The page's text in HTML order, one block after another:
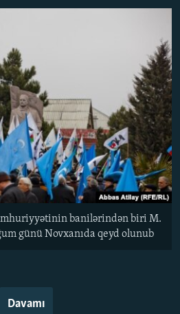
banilərindən biri M.
günü Novxanıda qeyd olunub
Davamı